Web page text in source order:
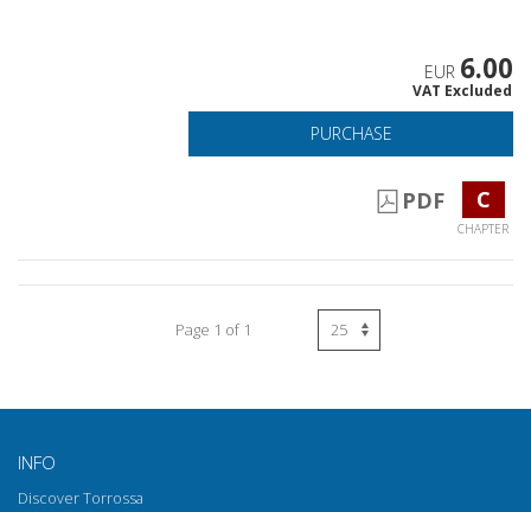
EUR 6.00
VAT Excluded
PURCHASE
PDF C
CHAPTER
Page 1 of 1
INFO
Discover Torrossa